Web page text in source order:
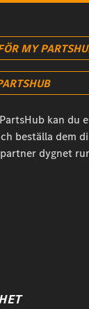
MY
kan du
beställa dem
dygnet